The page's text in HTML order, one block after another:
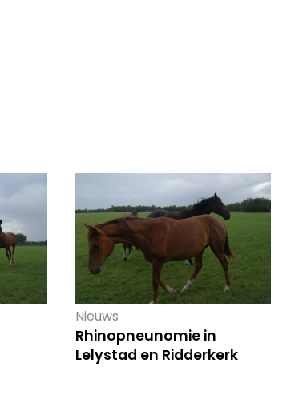
Nieuws
Rhinopneunomie in
Lelystad en Ridderkerk